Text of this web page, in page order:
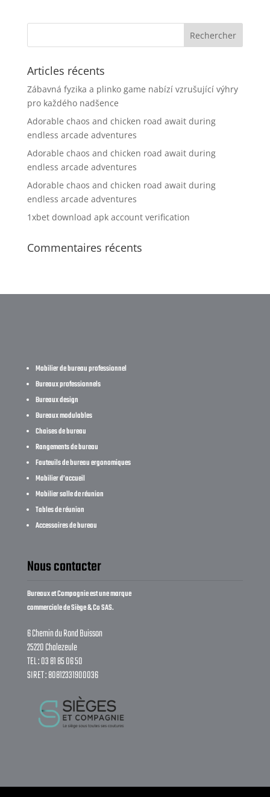
Articles récents
Zábavná fyzika a plinko game nabízí vzrušující výhry
pro každého nadšence
Adorable chaos and chicken road await during
endless arcade adventures
Adorable chaos and chicken road await during
endless arcade adventures
Adorable chaos and chicken road await during
endless arcade adventures
1xbet download apk account verification
Commentaires récents
Mobilier de bureau professionnel
Bureaux professionnels
Bureaux design
Bureaux modulables
Chaises de bureau
Rangements de bureau
Fauteuils de bureau ergonomiques
Mobilier d’accueil
Mobilier salle de réunion
Tables de réunion
Accessoires de bureau
Nous contacter
Bureaux et Compagnie est une marque
commerciale de Siège & Co SAS.
6 Chemin du Rond Buisson
25220 Chalezeule
TEL : 03 81 85 06 50
SIRET : 80812331900036